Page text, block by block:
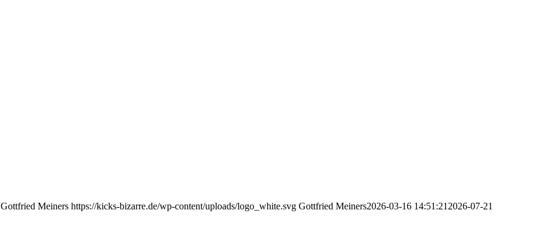
Gottfried Meiners https://kicks-bizarre.de/wp-content/uploads/logo_white.svg Gottfried Meiners2026-03-16 14:51:21 2026-07-21